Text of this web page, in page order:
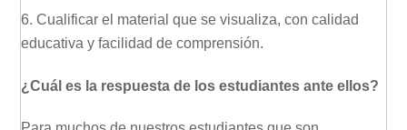
6. Cualificar el material que se visualiza, con calidad
educativa y facilidad de comprensión.
¿Cuál es la respuesta de los estudiantes ante ellos?